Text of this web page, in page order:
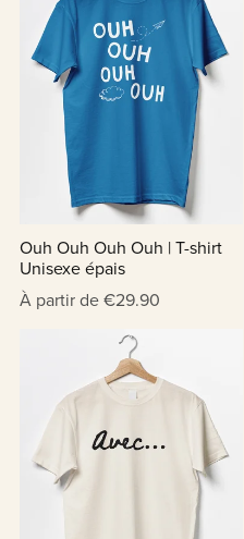
Ouh Ouh Ouh Ouh | T-shirt
Unisexe épais
À partir de €29.90